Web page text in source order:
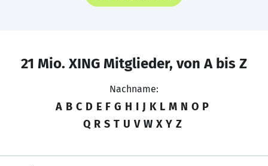
21 Mio. XING Mitglieder, von A bis Z
Nachname:
A B C D E F G H I J K L M N O P
Q R S T U V W X Y Z